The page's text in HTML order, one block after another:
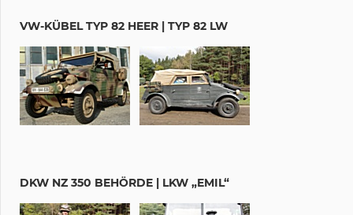
VW-KÜBEL TYP 82 HEER | TYP 82 LW
DKW NZ 350 BEHÖRDE | LKW „EMIL“